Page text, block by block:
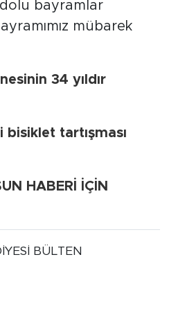
bayramlar
mübarek
34 yıldır
tartışması
HABERİ İÇİN
BÜLTEN